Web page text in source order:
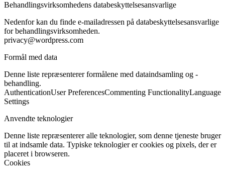
Behandlingsvirksomhedens databeskyttelsesansvarlige
Nedenfor kan du finde e-mailadressen på databeskyttelsesansvarlige
for behandlingsvirksomheden.
privacy@wordpress.com
Formål med data
Denne liste repræsenterer formålene med dataindsamling og -
behandling.
AuthenticationUser PreferencesCommenting FunctionalityLanguage
Settings
Anvendte teknologier
Denne liste repræsenterer alle teknologier, som denne tjeneste bruger
til at indsamle data. Typiske teknologier er cookies og pixels, der er
placeret i browseren.
Cookies